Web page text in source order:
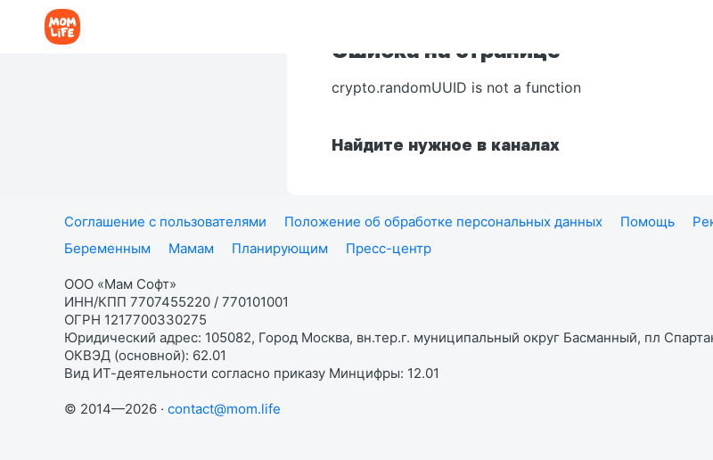
Ошибка на странице
crypto.randomUUID is not a function
Найдите нужное в каналах
Соглашение с пользователями Положение об обработке персональных данных Помощь
Беременным
Мамам Планирующим Пресс-центр
ООО «Мам Софт»
ИНН/КПП 7707455220 / 770101001
ОГРН 1217700330275
Юридический адрес: 105082, Город Москва, вн.тер.г. муниципальный округ Басманный, пл
ОКВЭД (основной): 62.01
Вид ИТ-деятельности согласно приказу Минцифры: 12.01
© 2014—2026 · contact@mom.life